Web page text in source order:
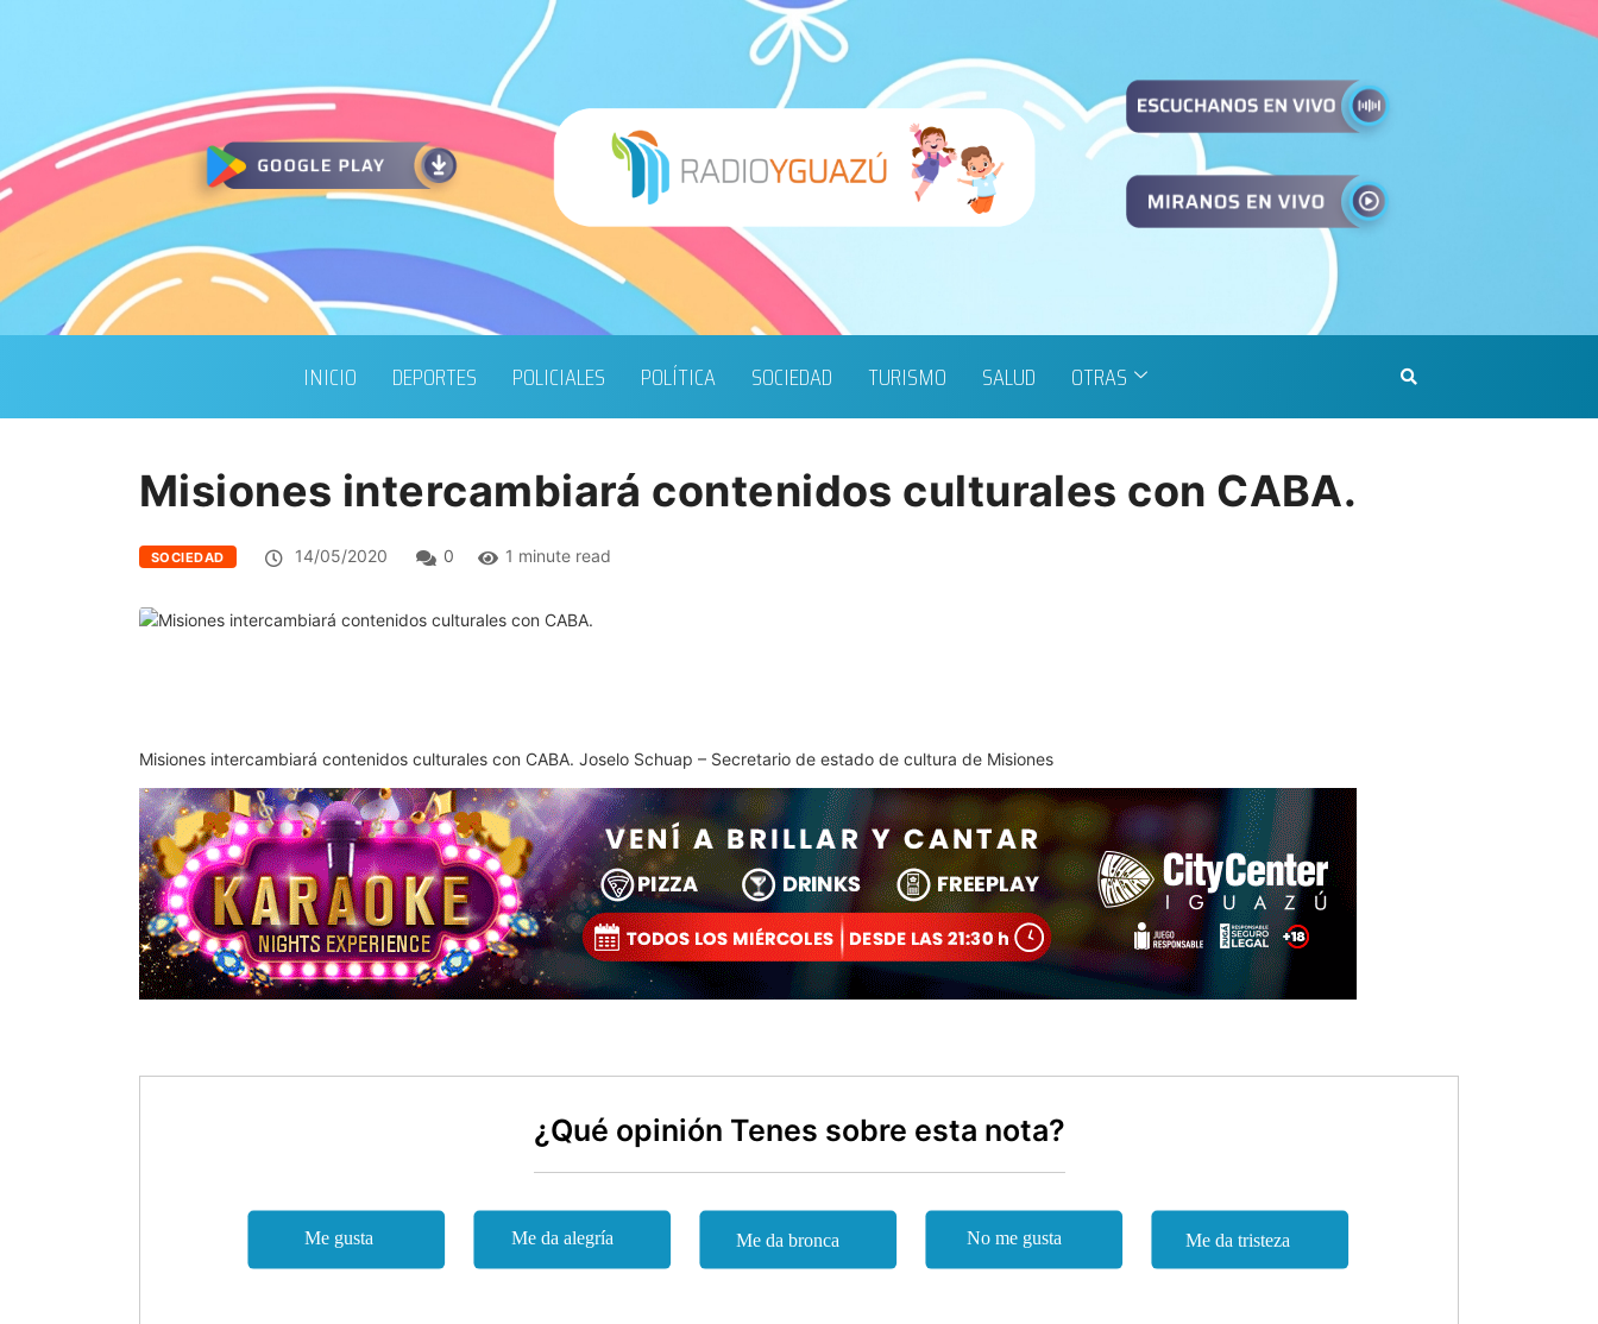
INICIO DEPORTES POLICIALES POLÍTICA SOCIEDAD TURISMO SALUD OTRAS
Misiones intercambiará contenidos culturales con CABA.
SOCIEDAD 14/05/2020 0 1 minute read
Misiones intercambiará contenidos culturales con CABA. Joselo Schuap – Secretario de estado de cultura de Misiones
¿Qué opinión Tenes sobre esta nota?